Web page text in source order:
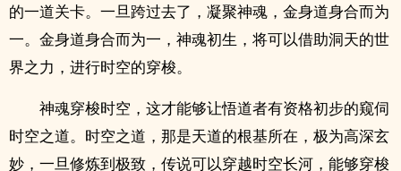
的一道关卡。一旦跨过去了，凝聚神魂，金身道身合而为
一。金身道身合而为一，神魂初生，将可以借助洞天的世
界之力，进行时空的穿梭。
神魂穿梭时空，这才能够让悟道者有资格初步的窥伺
时空之道。时空之道，那是天道的根基所在，极为高深玄
妙，一旦修炼到极致，传说可以穿越时空长河，能够穿梭